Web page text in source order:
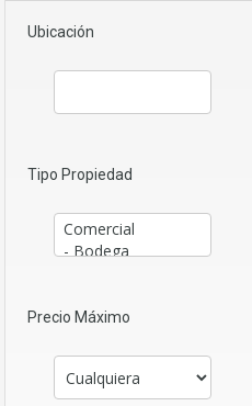
Ubicación
Tipo Propiedad
Precio Máximo